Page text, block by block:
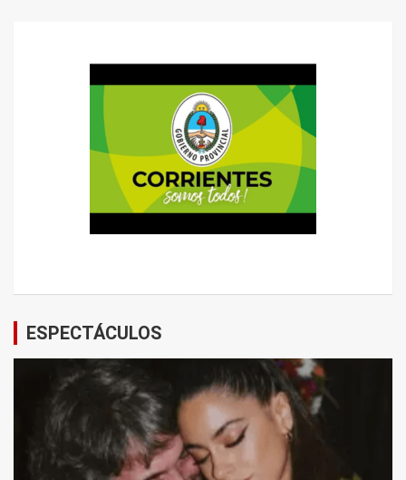
ESPECTÁCULOS